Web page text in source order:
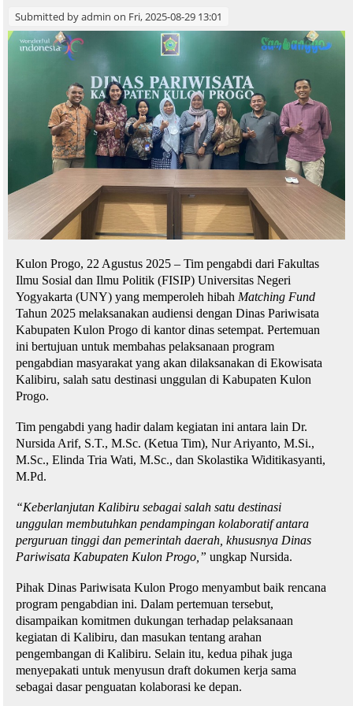
Submitted byadmin on Fri, 2025-08-29 13:01
Kulon Progo, 22 Agustus 2025 – Tim pengabdi dari Fakultas
Ilmu Sosial dan Ilmu Politik (FISIP) Universitas Negeri
Yogyakarta (UNY) yang memperoleh hibah Matching Fund
Tahun 2025 melaksanakan audiensi dengan Dinas Pariwisata
Kabupaten Kulon Progo di kantor dinas setempat. Pertemuan
ini bertujuan untuk membahas pelaksanaan program
pengabdian masyarakat yang akan dilaksanakan di Ekowisata
Kalibiru, salah satu destinasi unggulan di Kabupaten Kulon
Progo.
Tim pengabdi yang hadir dalam kegiatan ini antara lain Dr.
Nursida Arif, S.T., M.Sc. (Ketua Tim), Nur Ariyanto, M.Si.,
M.Sc., Elinda Tria Wati, M.Sc., dan Skolastika Widitikasyanti,
M.Pd.
“Keberlanjutan Kalibiru sebagai salah satu destinasi
unggulan membutuhkan pendampingan kolaboratif antara
perguruan tinggi dan pemerintah daerah, khususnya Dinas
Pariwisata Kabupaten Kulon Progo,” ungkap Nursida.
Pihak Dinas Pariwisata Kulon Progo menyambut baik rencana
program pengabdian ini. Dalam pertemuan tersebut,
disampaikan komitmen dukungan terhadap pelaksanaan
kegiatan di Kalibiru, dan masukan tentang arahan
pengembangan di Kalibiru. Selain itu, kedua pihak juga
menyepakati untuk menyusun draft dokumen kerja sama
sebagai dasar penguatan kolaborasi ke depan.